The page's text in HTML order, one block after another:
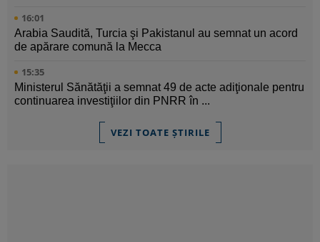
16:01
Arabia Saudită, Turcia şi Pakistanul au semnat un acord
de apărare comună la Mecca
15:35
Ministerul Sănătăţii a semnat 49 de acte adiţionale pentru
continuarea investiţiilor din PNRR în ...
VEZI TOATE ȘTIRILE